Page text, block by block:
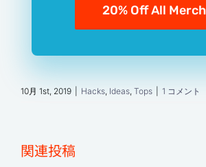
20% Off All Merch
10月 1st, 2019 Hacks, Ideas, Tops 1 コメント
関連投稿